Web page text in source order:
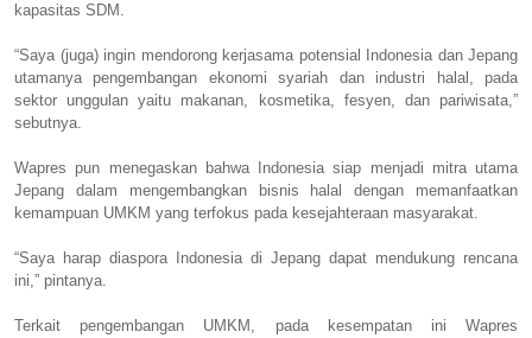
kapasitas SDM.
“Saya (juga) ingin mendorong kerjasama potensial Indonesia dan Jepang
utamanya pengembangan ekonomi syariah dan industri halal, pada
sektor unggulan yaitu makanan, kosmetika, fesyen, dan pariwisata,”
sebutnya.
Wapres pun menegaskan bahwa Indonesia siap menjadi mitra utama
Jepang dalam mengembangkan bisnis halal dengan memanfaatkan
kemampuan UMKM yang terfokus pada kesejahteraan masyarakat.
“Saya harap diaspora Indonesia di Jepang dapat mendukung rencana
ini,” pintanya.
Terkait pengembangan UMKM, pada kesempatan ini Wapres